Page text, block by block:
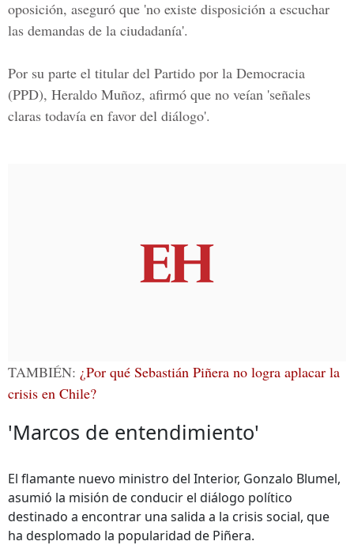
oposición, aseguró que 'no existe disposición a escuchar
las demandas de la ciudadanía'.
Por su parte el titular del Partido por la Democracia
(PPD), Heraldo Muñoz, afirmó que no veían 'señales
claras todavía en favor del diálogo'.
TAMBIÉN: ¿Por qué Sebastián Piñera no logra aplacar la
crisis en Chile?
'Marcos de entendimiento'
El flamante nuevo ministro del Interior, Gonzalo Blumel,
asumió la misión de conducir el diálogo político
destinado a encontrar una salida a la crisis social, que
ha desplomado la popularidad de Piñera.